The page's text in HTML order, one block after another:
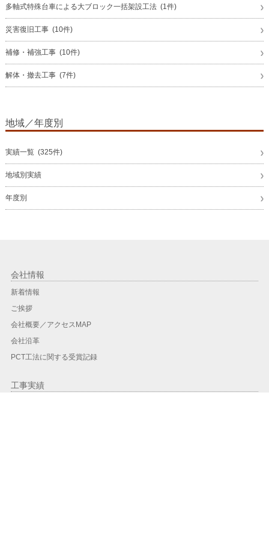
多軸式特殊台車による大ブロック一括架設工法 (1件)
災害復旧工事 (10件)
補修・補強工事 (10件)
解体・撤去工事 (7件)
地域／年度別
実績一覧 (325件)
地域別実績
年度別
会社情報
新着情報
ご挨拶
会社概要／アクセスMAP
会社沿革
PCT工法に関する受賞記録
工事実績